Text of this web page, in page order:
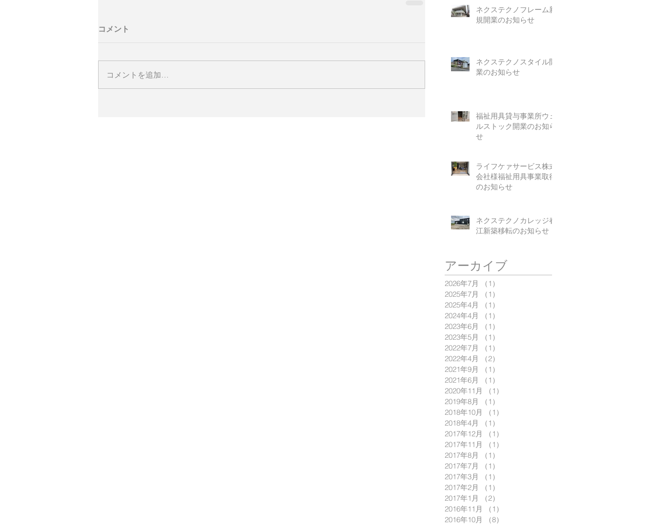
ネクステクノフレーム新
規開業のお知らせ
ネクステクノスタイル開
業のお知らせ
福祉用具貸与事業所ウェ
ルストック開業のお知ら
せ
ライフケァサービス株式
会社様福祉用具事業取得
のお知らせ
ネクステクノカレッジ春
江新築移転のお知らせ
コメント
コメントを追加…
2026年7月 （1）
2025年7月
（1）
2025年4月
（1）
2024年4月
（1）
2023年6月
（1）
2023年5月
（1）
2022年7月
（1）
2022年4月
（2）
2021年9月
（1）
2021年6月
（1）
2020年11月
（1）
2019年8月
（1）
2018年10月
（1）
2018年4月
（1）
2017年12月
（1）
2017年11月
（1）
2017年8月
（1）
2017年7月
（1）
2017年3月
（1）
2017年2月
（1）
2017年1月
（2）
2016年11月
（1）
2016年10月
（8）
アーカイブ